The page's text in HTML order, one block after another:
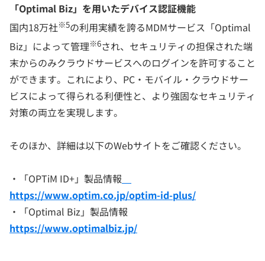
「Optimal Biz」を用いたデバイス認証機能
国内18万社※5の利用実績を誇るMDMサービス「Optimal
Biz」によって管理※6され、セキュリティの担保された端
末からのみクラウドサービスへのログインを許可すること
ができます。これにより、PC・モバイル・クラウドサー
ビスによって得られる利便性と、より強固なセキュリティ
対策の両立を実現します。
そのほか、詳細は以下のWebサイトをご確認ください。
・「OPTiM ID+」製品情報
https://www.optim.co.jp/optim-id-plus/
・「Optimal Biz」製品情報
https://www.optimalbiz.jp/